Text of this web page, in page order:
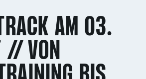
AM 03.
// VON